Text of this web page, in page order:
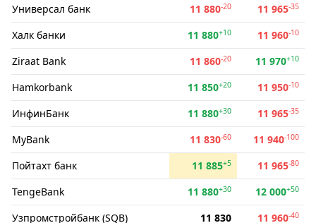
Универсал банк
11 880-20 11 965-35
Халк банки 11 880+10 11 960-10
Ziraat Bank 11 860-20 11 970+10
Hamkorbank 11 850+20 11 950-10
ИнфинБанк 11 880+30 11 965-35
MyBank 11 830-60 11 940-100
Пойтахт банк 11 885+5 11 965-80
TengeBank 11 880+30 12 000+50
Узпромстройбанк (SQB) 11 830 11 960-40